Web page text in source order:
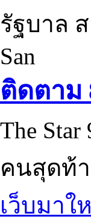
รัฐบาล
San
ติดตาม
The
คนสุดท้
เว็บมาใ